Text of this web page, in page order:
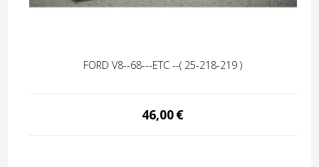
FORD V8--68---ETC --( 25-218-219 )
46,00€